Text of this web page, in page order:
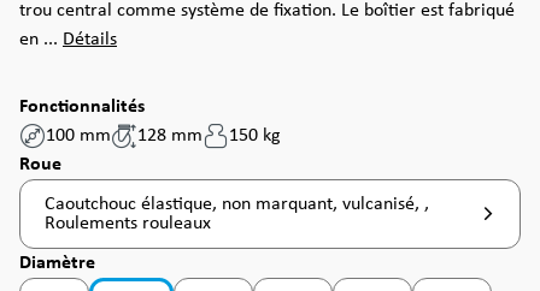
trou central comme système de fixation. Le boîtier est fabriqué
en ... Détails
Fonctionnalités
100 mm
128 mm
150 kg
Sélectionnez
Roue
Caoutchouc élastique, non marquant, vulcanisé, ,
Roulements rouleaux
Sélectionnez
Diamètre